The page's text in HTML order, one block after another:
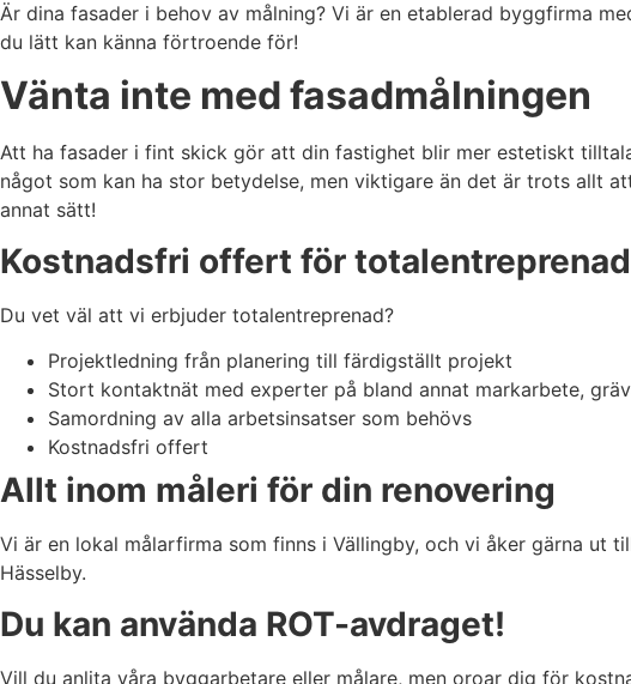
Är dina fasader i behov av målning? Vi är en etablerad byggfirma
du lätt kan känna förtroende för!
Vänta inte med fasadmålningen
Att ha fasader i fint skick gör att din fastighet blir mer estetiskt
något som kan ha stor betydelse, men viktigare än det är trots allt
annat sätt!
Kostnadsfri offert för totalentreprenad
Du vet väl att vi erbjuder totalentreprenad?
Projektledning från planering till färdigställt projekt
Stort kontaktnät med experter på bland annat markarbete,
Samordning av alla arbetsinsatser som behövs
Kostnadsfri offert
Allt inom måleri för din renovering
Vi är en lokal målarfirma som finns i Vällingby, och vi åker gärna ut
Hässelby.
Du kan använda ROT-avdraget!
Vill du anlita våra byggarbetare eller målare, men oroar dig för